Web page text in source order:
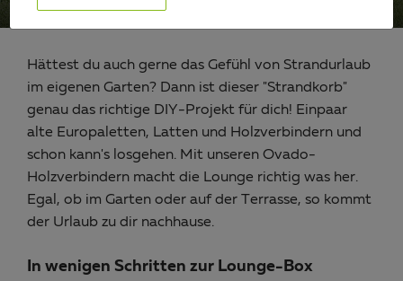
Hättest du auch gerne das Gefühl von Strandurlaub
im eigenen Garten? Dann ist dieser "Strandkorb"
genau das richtige DIY-Projekt für dich! Einpaar
alte Europaletten, Latten und Holzverbindern und
schon kann's losgehen. Mit unseren Ovado-
Holzverbindern macht die Lounge richtig was her.
Egal, ob im Garten oder auf der Terrasse, so kommt
der Urlaub zu dir nachhause.
In wenigen Schritten zur Lounge-Box